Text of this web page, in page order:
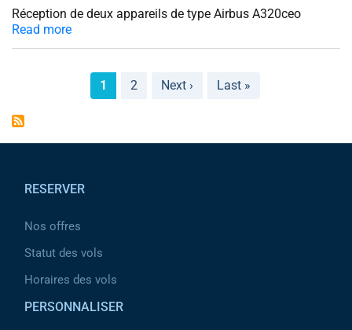
Réception de deux appareils de type Airbus A320ceo
Read more
1 2 Next ›Next page
Last »Last page
RESERVER
Nos offres
Statut des vols
Horaires des vols
PERSONNALISER